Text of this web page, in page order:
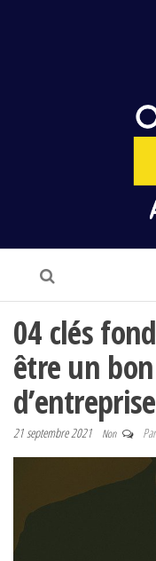
Alsasys
04 clés
être un
d’entreprise
21 septembre 2021 Non